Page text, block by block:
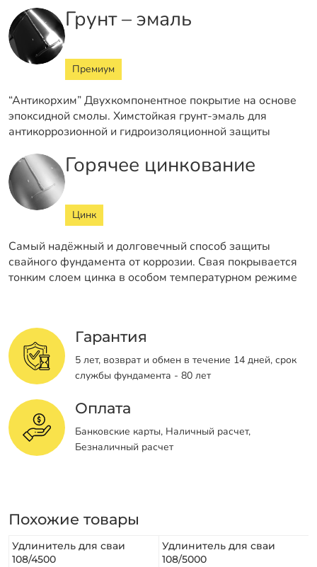
Грунт – эмаль
Премиум
“Антикорхим” Двухкомпонентное покрытие на основе
эпоксидной смолы. Химстойкая грунт-эмаль для
антикоррозионной и гидроизоляционной защиты
Горячее цинкование
Цинк
Самый надёжный и долговечный способ защиты
свайного фундамента от коррозии. Свая покрывается
тонким слоем цинка в особом температурном режиме
Гарантия
5 лет, возврат и обмен в течение 14 дней, срок
службы фундамента - 80 лет
Оплата
Банковские карты, Наличный расчет,
Безналичный расчет
Похожие товары
Удлинитель для сваи
108/4500
Удлинитель для сваи
108/5000